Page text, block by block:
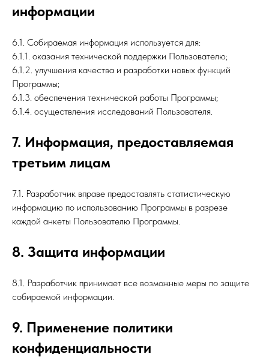
информации
6.1. Собираемая информация используется для:
6.1.1. оказания технической поддержки Пользователю;
6.1.2. улучшения качества и разработки новых функций
Программы;
6.1.3. обеспечения технической работы Программы;
6.1.4. осуществления исследований Пользователя.
7. Информация, предоставляемая
третьим лицам
7.1. Разработчик вправе предоставлять статистическую
информацию по использованию Программы в разрезе
каждой анкеты Пользователю Программы.
8. Защита информации
8.1. Разработчик принимает все возможные меры по защите
собираемой информации.
9. Применение политики
конфиденциальности